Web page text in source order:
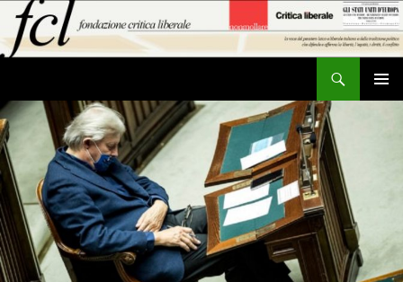
contenuto